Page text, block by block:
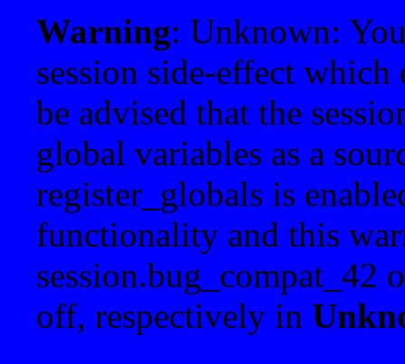
Warning: Unknown:
session side-effect
be advised that the
global variables as a
register_globals is
functionality and this
session.bug_compat_42
off, respectively in